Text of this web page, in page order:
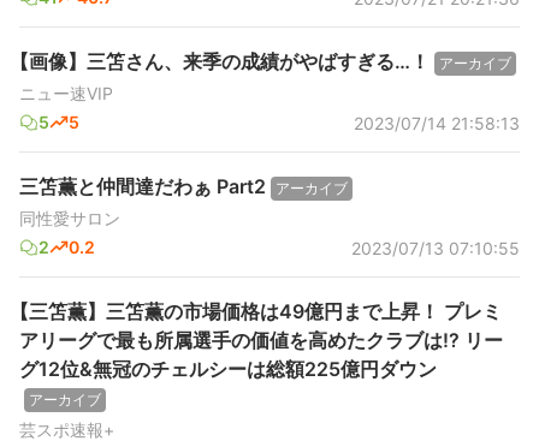
【画像】三笘さん、来季の成績がやばすぎる…！ アーカイブ
ニュー速VIP
5
5 2023/07/14 21:58:13
三笘薫と仲間達だわぁ Part2 アーカイブ
同性愛サロン
2
0.2 2023/07/13 07:10:55
【三笘薫】三笘薫の市場価格は49億円まで上昇！ プレミ
アリーグで最も所属選手の価値を高めたクラブは!? リー
グ12位&無冠のチェルシーは総額225億円ダウン
アーカイブ
芸スポ速報+